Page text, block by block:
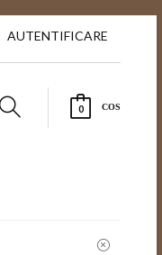
AUTENTIFICARE
0 COS